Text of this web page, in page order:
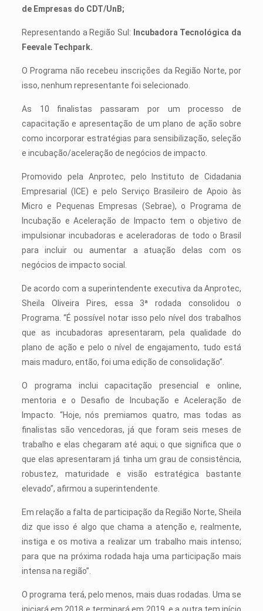
de Empresas do CDT/UnB;
Representando a Região Sul:
Incubadora Tecnológica da
Feevale Techpark.
O Programa não recebeu inscrições da Região Norte, por
isso, nenhum representante foi selecionado.
As 10 finalistas passaram por um processo de
capacitação e apresentação de um plano de ação sobre
como incorporar estratégias para sensibilização, seleção
e incubação/aceleração de negócios de impacto.
Promovido pela Anprotec, pelo Instituto de Cidadania
Empresarial (ICE) e pelo Serviço Brasileiro de Apoio às
Micro e Pequenas Empresas (Sebrae), o Programa de
Incubação e Aceleração de Impacto tem o objetivo de
impulsionar incubadoras e aceleradoras de todo o Brasil
para incluir ou aumentar a atuação delas com os
negócios de impacto social.
De acordo com a superintendente executiva da Anprotec,
Sheila Oliveira Pires, essa 3ª rodada consolidou o
Programa. “É possível notar isso pelo nível dos trabalhos
que as incubadoras apresentaram, pela qualidade do
plano de ação e pelo o nível de engajamento, tudo está
mais maduro, então, foi uma edição de consolidação”.
O programa inclui capacitação presencial e online,
mentoria e o Desafio de Incubação e Aceleração de
Impacto. “Hoje, nós premiamos quatro, mas todas as
finalistas são vencedoras, já que foram seis meses de
trabalho e elas chegaram até aqui; o que significa que o
que elas apresentaram já tinha um grau de consistência,
robustez, maturidade e visão estratégica bastante
elevado”, afirmou a superintendente.
Em relação a falta de participação da Região Norte, Sheila
diz que isso é algo que chama a atenção e, realmente,
instiga e os motiva a realizar um trabalho mais intenso;
para que na próxima rodada haja uma participação mais
intensa na região”.
O programa terá, pelo menos, mais duas rodadas. Uma se